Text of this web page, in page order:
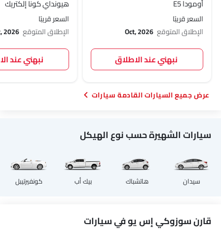
أومودا E5
السعر قريبًا
الإطلاق المتوقع Oct, 2026
نبهني عند الاطلاق
هيونداي كونا إلكتريك
السعر قريبًا
الإطلاق المتوقع 2026
نبهني عند
السيارات القادمة سيارات
سيارات الشهيرة حسب نوع الهيكل
سيدان هاتشباك بيك أب كونفيرتيبل
قارن سوزوكي إس يو في سيارات